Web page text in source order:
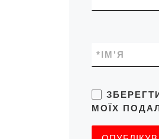
ІМ'Я
*
МОЇХ